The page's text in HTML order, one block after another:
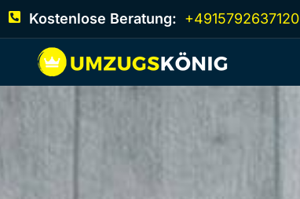
Kostenlose Beratung: +4915792637120